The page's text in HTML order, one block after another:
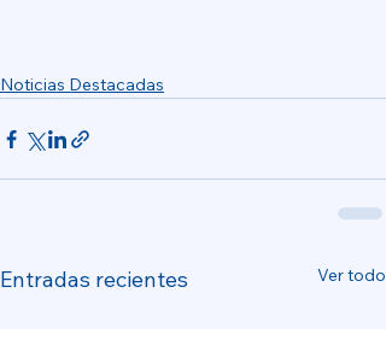
Noticias Destacadas
Entradas recientes Ver todo